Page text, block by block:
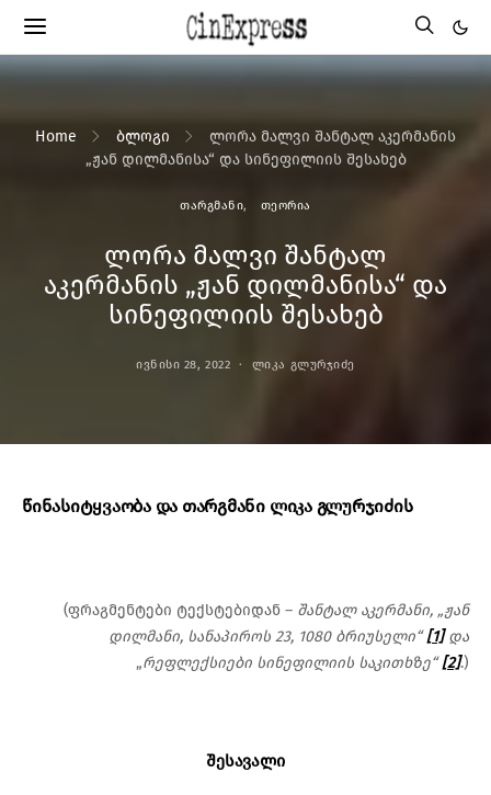
Home ბლოგი
ლორა მალვი შანტალ აკერმანის
„ჟან დილმანისა“ და სინეფილიის შესახებ
ᲗᲐᲠᲒᲛᲐᲜᲘ ᲗᲔᲝᲠᲘᲐ
ლორა მალვი შანტალ
აკერმანის „ჟან დილმანისა“ და
სინეფილიის შესახებ
ᲘᲕᲜᲘᲡᲘ 28, 2022 ᲚᲘᲙᲐ ᲒᲚᲣᲠᲯᲘᲫᲔ
წინასიტყვაობა და თარგმანი ლიკა გლურჯიძის
(ფრაგმენტები ტექსტებიდან – შანტალ აკერმანი, „ჟან
დილმანი, სანაპიროს 23, 1080 ბრიუსელი“[1]და
„რეფლექსიები სინეფილიის საკითხზე“[2].)
შესავალი